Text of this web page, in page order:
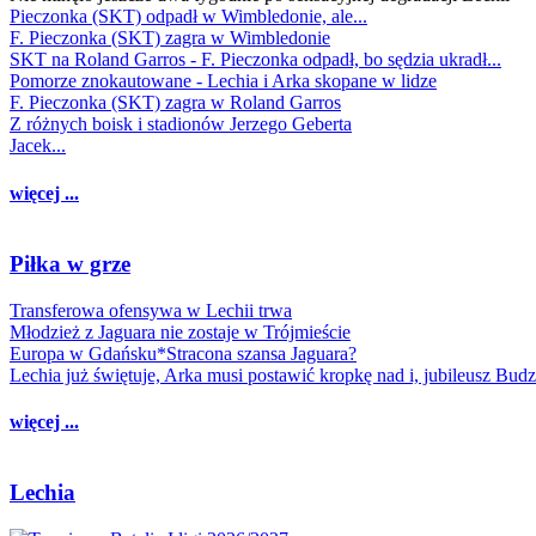
Pieczonka (SKT) odpadł w Wimbledonie, ale...
F. Pieczonka (SKT) zagra w Wimbledonie
SKT na Roland Garros - F. Pieczonka odpadł, bo sędzia ukradł...
Pomorze znokautowane - Lechia i Arka skopane w lidze
F. Pieczonka (SKT) zagra w Roland Garros
Z różnych boisk i stadionów Jerzego Geberta
Jacek...
więcej ...
Piłka w grze
Transferowa ofensywa w Lechii trwa
Młodzież z Jaguara nie zostaje w Trójmieście
Europa w Gdańsku*Stracona szansa Jaguara?
Lechia już świętuje, Arka musi postawić kropkę nad i, jubileusz
więcej ...
Lechia